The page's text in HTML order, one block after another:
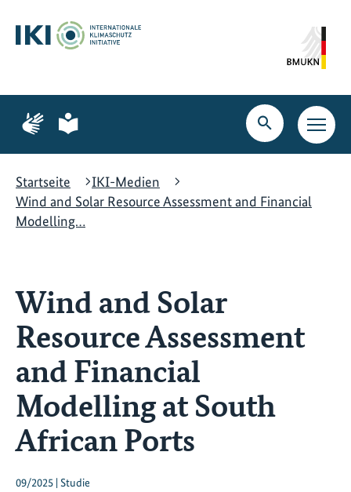
Hauptinhalt
springen
Suche
springen
Hauptnavigation
springen
Zur
Seite
Gebärdensprache
Zur
Seite
leichte
Suche
öffnen
Startseite
IKI-Medien
Wind and Solar Resource Assessment and Financial
Modelling…
Wind and Solar
Resource Assessment
and Financial
Modelling at South
African Ports
09/2025 | Studie